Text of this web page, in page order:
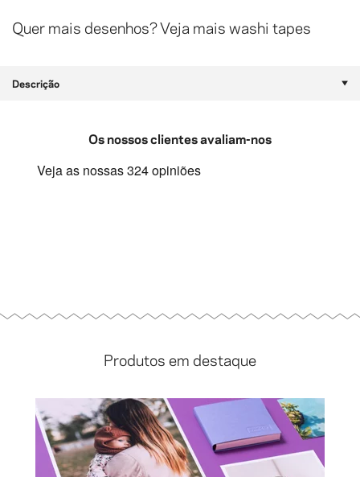
Quer mais desenhos? Veja maiswashi tapes
Descrição
Os nossos clientes avaliam-nos
Produtos em destaque